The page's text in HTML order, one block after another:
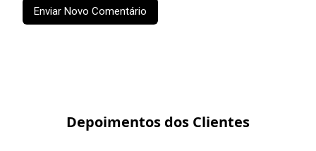
Enviar Novo Comentário
Depoimentos dos Clientes